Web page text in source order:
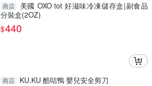
商店
美國 OXO tot 好滋味冷凍儲存盒|副食品
分裝盒(2OZ)
$440
商店 KU.KU 酷咕鴨 嬰兒安全剪刀